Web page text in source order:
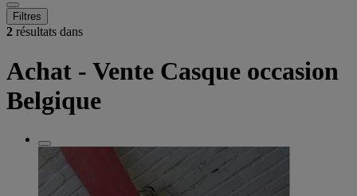
Filtres
2 résultats dans
Achat - Vente Casque occasion
Belgique